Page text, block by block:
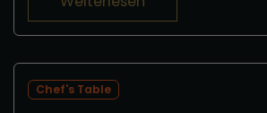
Chef's Table